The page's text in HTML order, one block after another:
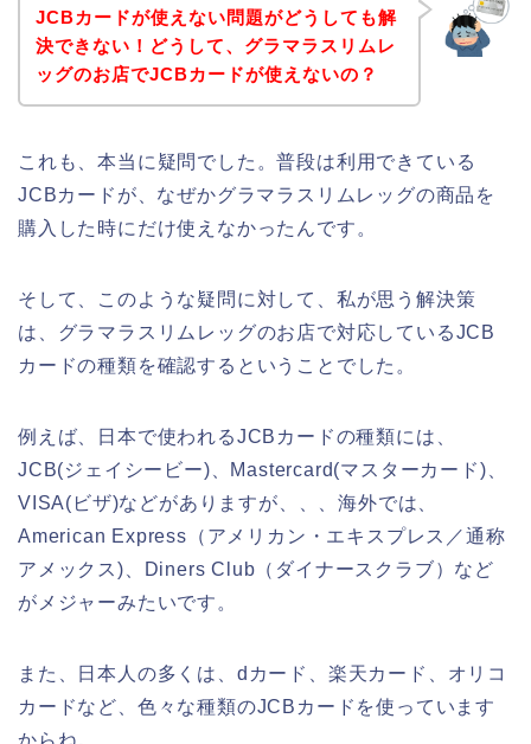
JCBカードが使えない問題がどうしても解
決できない！どうして、グラマラスリムレ
ッグのお店でJCBカードが使えないの？
これも、本当に疑問でした。普段は利用できている
JCBカードが、なぜかグラマラスリムレッグの商品を
購入した時にだけ使えなかったんです。
そして、このような疑問に対して、私が思う解決策
は、グラマラスリムレッグのお店で対応しているJCB
カードの種類を確認するということでした。
例えば、日本で使われるJCBカードの種類には、
JCB(ジェイシービー)、Mastercard(マスターカード)、
VISA(ビザ)などがありますが、、、海外では、
American Express（アメリカン・エキスプレス／通称
アメックス)、Diners Club（ダイナースクラブ）など
がメジャーみたいです。
また、日本人の多くは、dカード、楽天カード、オリコ
カードなど、色々な種類のJCBカードを使っています
からね。